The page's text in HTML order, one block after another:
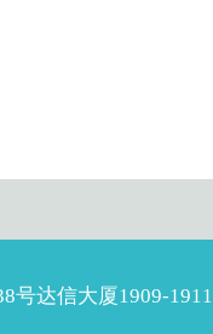
号达信大厦1909-1911